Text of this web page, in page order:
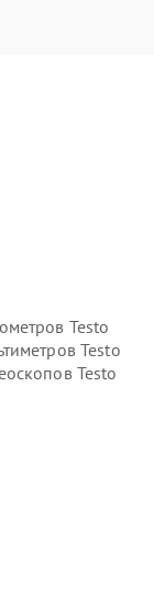
Testo
Testo
Testo